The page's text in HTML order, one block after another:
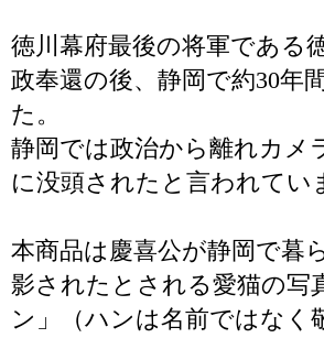
徳川幕府最後の将軍である
政奉還の後、静岡で約30年
た。
静岡では政治から離れカメ
に没頭されたと言われてい
本商品は慶喜公が静岡で暮
影されたとされる愛猫の写
ン」（ハンは名前ではなく